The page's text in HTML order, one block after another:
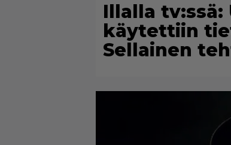
Illalla tv:ssä:
käytettiin
Sellainen